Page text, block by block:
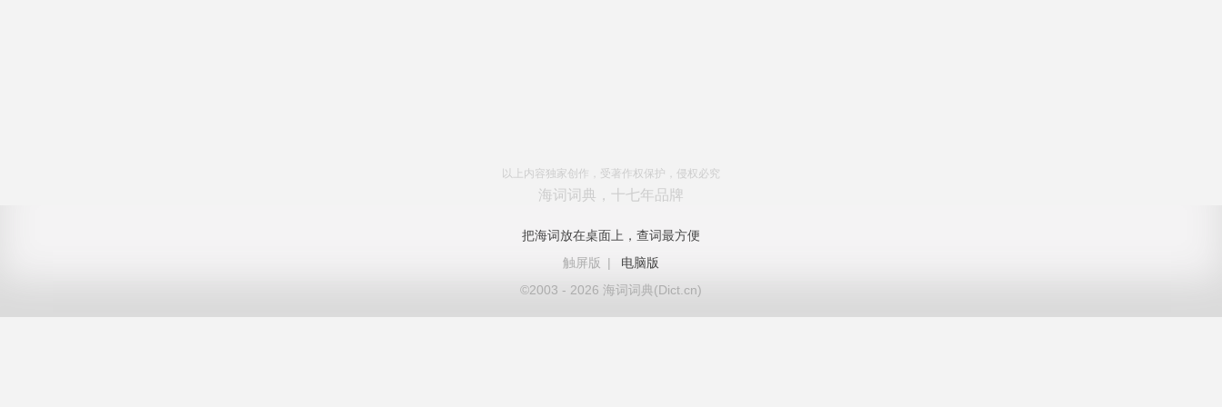
以上内容独家创作，受著作权保护，侵权必究
海词词典，十七年品牌
把海词放在桌面上，查词最方便
触屏版
|
电脑版
©2003 - 2026 海词词典(Dict.cn)